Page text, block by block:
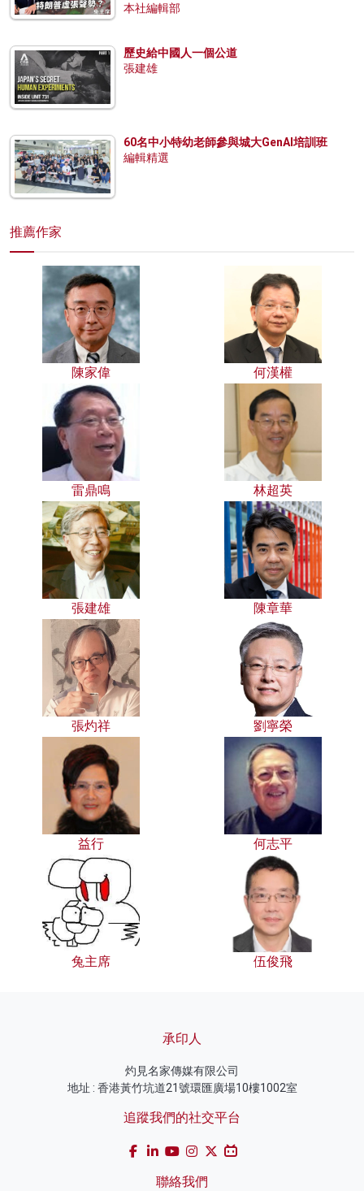
本社編輯部
歷史給中國人一個公道
張建雄
60名中小特幼老師參與城大GenAI培訓班
編輯精選
推薦作家
陳家偉 何漢權
雷鼎鳴 林超英
張建雄 陳章華
張灼祥 劉寧榮
益行 何志平
兔主席 伍俊飛
承印人
灼見名家傳媒有限公司
地址 : 香港黃竹坑道21號環匯廣場10樓1002室
追蹤我們的社交平台
聯絡我們